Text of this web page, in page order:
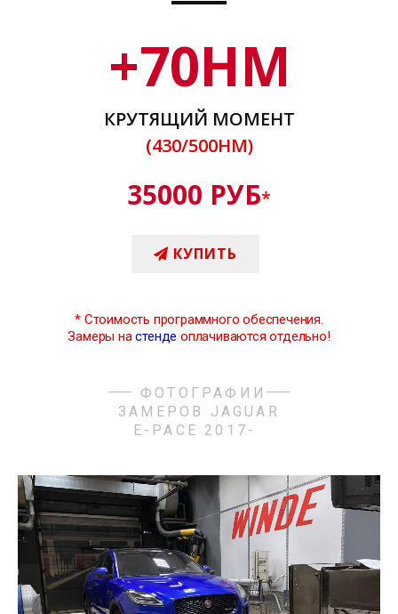
+70НМ
КРУТЯЩИЙ МОМЕНТ
(430/500НМ)
35000 РУБ*
КУПИТЬ
* Стоимость программного обеспечения.
Замеры настенде оплачиваются отдельно!
ФОТОГРАФИИ
ЗАМЕРОВ JAGUAR
E-PACE 2017-